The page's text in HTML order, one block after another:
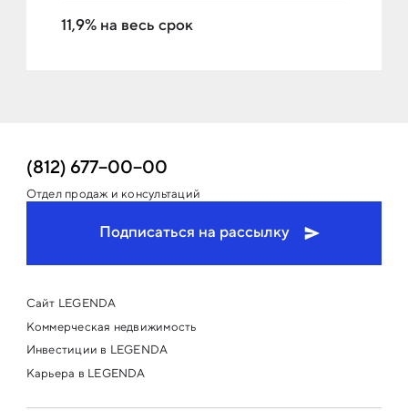
11,9% на весь срок
Сайт LEGENDA
Коммерческая недвижимость
Инвестиции в LEGENDA
Карьера в LEGENDA
(812) 677−00−00
Отдел продаж и консультаций
Подписаться на рассылку